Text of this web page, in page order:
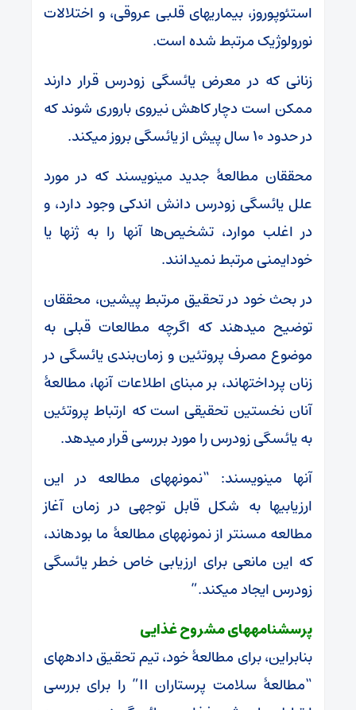
استئوپوروز، بیماری‎های قلبی عروقی، و اختلالات
نورولوژیک مرتبط شده است.
زنانی که در معرض یائسگی زودرس قرار دارند
ممکن است دچار کاهش نیروی باروری شوند که
در حدود 10 سال پیش از یائسگی بروز می‎کند.
محققان مطالعۀ جدید می‎نویسند که در مورد
علل یائسگی زودرس دانش اندکی وجود دارد، و
در اغلب موارد، تشخیص‌ها آنها را به ژن‎ها یا
خودایمنی مرتبط نمی‎دانند.
در بحث خود در تحقیق مرتبط پیشین، محققان
توضیح می‎دهند که اگرچه مطالعات قبلی به
موضوع مصرف پروتئین و زمان‌بندی یائسگی در
زنان پرداخته‎اند، بر مبنای اطلاعات آنها، مطالعۀ
آنان نخستین تحقیقی است که ارتباط پروتئین
به یائسگی زودرس را مورد بررسی قرار می‎دهد.
آنها می‎نویسند: “نمونه‎های مطالعه در این
ارزیابی‎ها به شکل قابل توجهی در زمان آغاز
مطالعه مسن‎تر از نمونه‎های مطالعۀ ما بوده‎اند،
که این مانعی برای ارزیابی خاص خطر یائسگی
زودرس ایجاد می‎کند.”
پرسشنامه‎های مشروح غذایی
بنابراین، برای مطالعۀ خود، تیم تحقیق داده‎های
“مطالعۀ سلامت پرستاران II” را برای بررسی